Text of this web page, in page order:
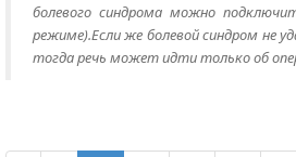
болевого синдрома можно
режиме).Если же болевой синдром не
тогда речь может идти только об